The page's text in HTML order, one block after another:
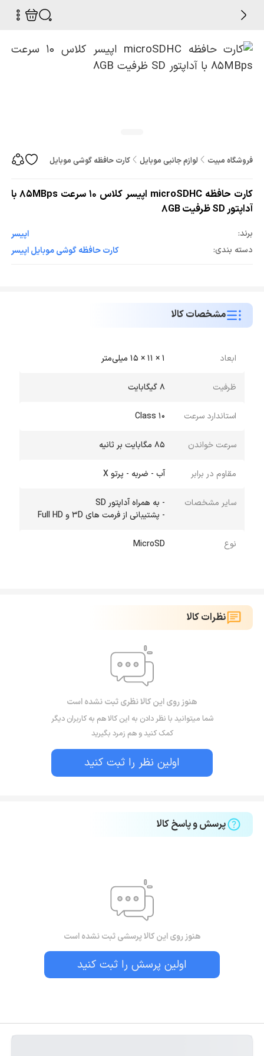
فروشگاه مبیت لوازم جانبی موبایل کارت حافظه گوشی موبایل کارت حافظه microSDHC اپیسر کلاس 10 سرعت 85MBps با آداپتور SD ظرفیت 8GB
کارت حافظه microSDHC اپیسر کلاس 10 سرعت 85MBps با
آداپتور SD ظرفیت 8GB
برند:
اپیسر
دسته بندی:
کارت حافظه گوشی موبایل اپیسر
مشخصات کالا
ابعاد 1 × 11 × 15 میلی‌متر
ظرفیت 8 گیگابایت
استاندارد سرعت Class 10
سرعت خواندن 85 مگابایت بر ثانیه
مقاوم در برابر آب - ضربه - پرتو X
سایر مشخصات
- به همراه آداپتور SD
- پشتیبانی از فرمت های 3D و Full HD
نوع MicroSD
نظرات کالا
هنوز روی این کالا نظری ثبت نشده است
شما میتوانید با نظر دادن به این کالا هم به کاربران دیگر
کمک کنید و هم زمرد بگیرید
اولین نظر را ثبت کنید
پرسش و پاسخ کالا
هنوز روی این کالا پرسشی ثبت نشده است
اولین پرسش را ثبت کنید